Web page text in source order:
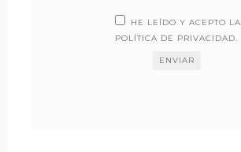
HE LEÍDO Y ACEPTO LA
POLÍTICA DE PRIVACIDAD.